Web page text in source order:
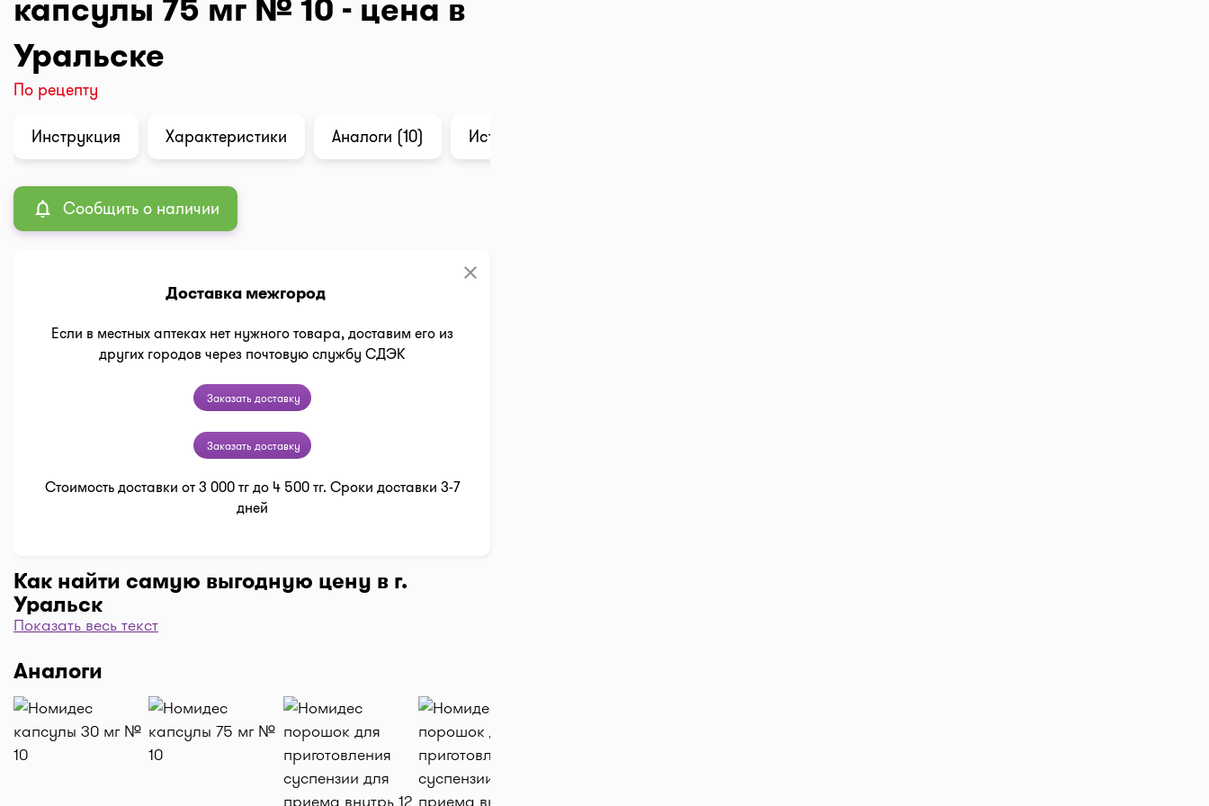
капсулы 75 мг № 10 - цена в
Уральске
По рецепту
Инструкция
Характеристики Аналоги (10) История цены
Сообщить о наличии
Доставка межгород
clear
Если в местных аптеках нет нужного товара, доставим его из
других городов через почтовую службу СДЭК
Заказать доставку
Заказать доставку
Стоимость доставки от 3 000 тг до 4 500 тг. Сроки доставки 3-7
дней
Как найти самую выгодную цену в г.
Уральск
Чтобы отфильтровать аптеки по цене, нажмите "Фильтр", далее
"По цене, от 1..." и кнопку "Выбрать". Самая низкая цена в
аптеке перед вами. Экономьте с помощью сервиса I-teka!
Доставка
Нужна быстрая доставка лекарств в г. Уральск? Добавляйте
нужные препараты по кнопке "Купить", оформляйте заявку в
корзине "Выбрать аптеку" и наши курьеры доставят препараты
домой или на работу по оптимальной цене. Средняя цена
Показать весь текст
Аналоги